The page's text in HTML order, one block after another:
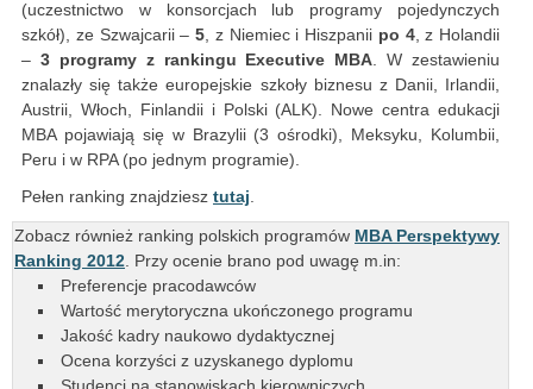
(uczestnictwo w konsorcjach lub programy pojedynczych
szkół), ze Szwajcarii – 5, z Niemiec i Hiszpanii po 4, z Holandii
– 3 programy z rankingu Executive MBA. W zestawieniu
znalazły się także europejskie szkoły biznesu z Danii, Irlandii,
Austrii, Włoch, Finlandii i Polski (ALK). Nowe centra edukacji
MBA pojawiają się w Brazylii (3 ośrodki), Meksyku, Kolumbii,
Peru i w RPA (po jednym programie).
Pełen ranking znajdziesz tutaj.
Zobacz również ranking polskich programów MBA Perspektywy
Ranking 2012. Przy ocenie brano pod uwagę m.in:
Preferencje pracodawców
Wartość merytoryczna ukończonego programu
Jakość kadry naukowo dydaktycznej
Ocena korzyści z uzyskanego dyplomu